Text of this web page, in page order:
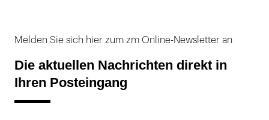
Melden Sie sich hier zum zm Online-Newsletter an
Die aktuellen Nachrichten direkt in
Ihren Posteingang